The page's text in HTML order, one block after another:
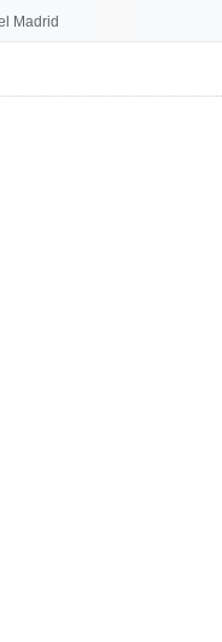
Madrid